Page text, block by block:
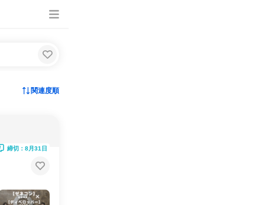
関連度順
締切：8月31日